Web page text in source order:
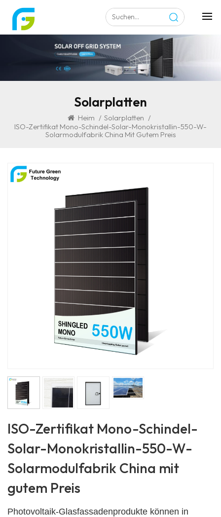
Solarplatten
Heim / Solarplatten /
ISO-Zertifikat Mono-Schindel-Solar-Monokristallin-550-W-
Solarmodulfabrik China Mit Gutem Preis
ISO-Zertifikat Mono-Schindel-
Solar-Monokristallin-550-W-
Solarmodulfabrik China mit
gutem Preis
Photovoltaik-Glasfassadenprodukte können in